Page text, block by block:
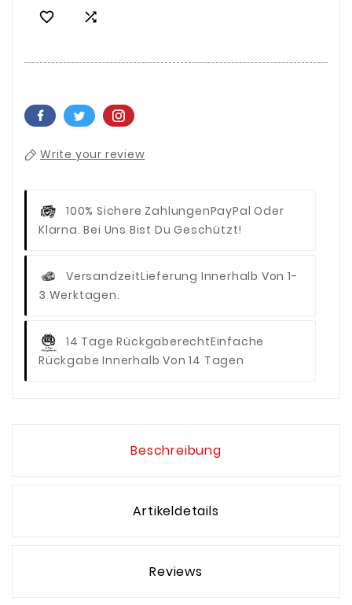
 
Write your review
100% Sichere ZahlungenPayPal Oder
Klarna. Bei Uns Bist Du Geschützt!
VersandzeitLieferung Innerhalb Von 1-
3 Werktagen.
14 Tage RückgaberechtEinfache
Rückgabe Innerhalb Von 14 Tagen
Beschreibung
Artikeldetails
Reviews